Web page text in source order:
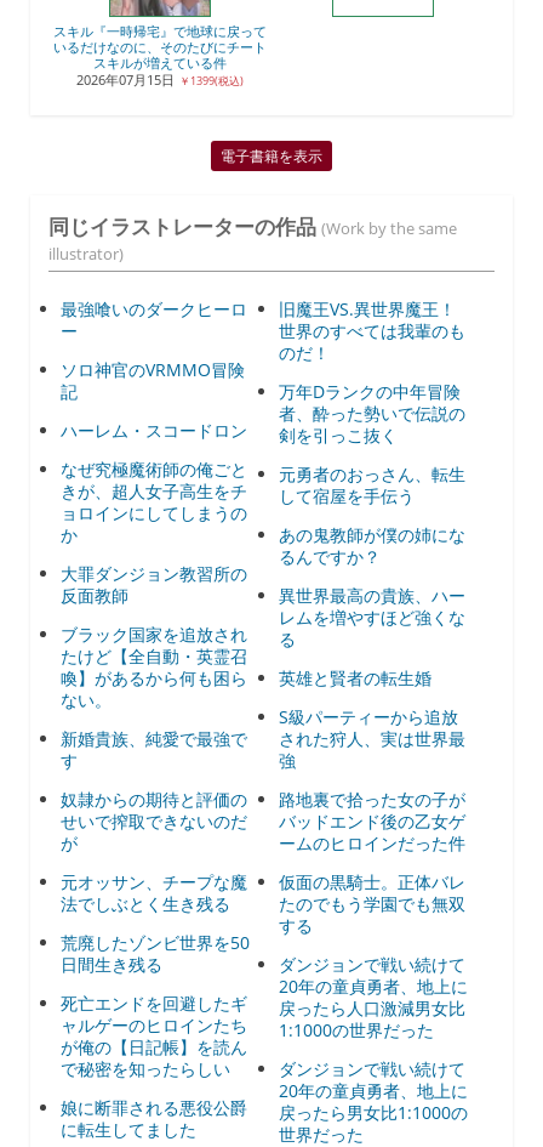
スキル『一時帰宅』で地球に戻って
いるだけなのに、そのたびにチート
スキルが増えている件
2026年07月15日
￥1399(税込)
電子書籍を表示
同じイラストレーターの作品 (Work by the same
illustrator)
最強喰いのダークヒーロ
ー
ソロ神官のVRMMO冒険
記
ハーレム・スコードロン
なぜ究極魔術師の俺ごと
きが、超人女子高生をチ
ョロインにしてしまうの
か
大罪ダンジョン教習所の
反面教師
ブラック国家を追放され
たけど【全自動・英霊召
喚】があるから何も困ら
ない。
新婚貴族、純愛で最強で
す
奴隷からの期待と評価の
せいで搾取できないのだ
が
元オッサン、チープな魔
法でしぶとく生き残る
荒廃したゾンビ世界を50
日間生き残る
死亡エンドを回避したギ
ャルゲーのヒロインたち
が俺の【日記帳】を読ん
で秘密を知ったらしい
娘に断罪される悪役公爵
に転生してました
旧魔王VS.異世界魔王！
世界のすべては我輩のも
のだ！
万年Dランクの中年冒険
者、酔った勢いで伝説の
剣を引っこ抜く
元勇者のおっさん、転生
して宿屋を手伝う
あの鬼教師が僕の姉にな
るんですか？
異世界最高の貴族、ハー
レムを増やすほど強くな
る
英雄と賢者の転生婚
S級パーティーから追放
された狩人、実は世界最
強
路地裏で拾った女の子が
バッドエンド後の乙女ゲ
ームのヒロインだった件
仮面の黒騎士。正体バレ
たのでもう学園でも無双
する
ダンジョンで戦い続けて
20年の童貞勇者、地上に
戻ったら人口激減男女比
1:1000の世界だった
ダンジョンで戦い続けて
20年の童貞勇者、地上に
戻ったら男女比1:1000の
世界だった